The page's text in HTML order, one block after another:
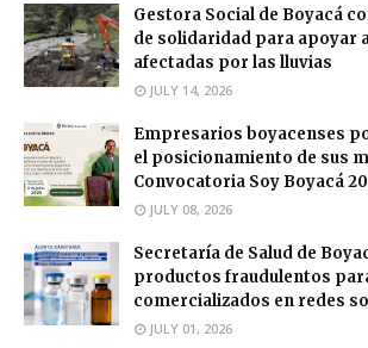
Gestora Social de Boyacá
de solidaridad para apoyar
afectadas por las lluvias
JULY 14, 2026
Empresarios boyacenses
el posicionamiento de sus
Convocatoria Soy Boyacá
JULY 08, 2026
Secretaría de Salud de
productos fraudulentos
comercializados en redes
JULY 01, 2026